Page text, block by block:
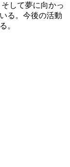
して夢に向かっ
る。今後の活動
。